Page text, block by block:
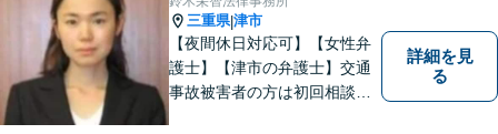
三重県|津市
【夜間休日対応可】【女性弁
護士】【津市の弁護士】交通
事故被害者の方は初回相談無
詳細を見
る